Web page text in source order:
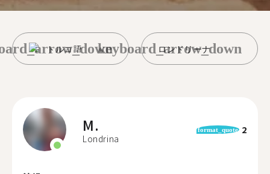
トルコ語 ロンドリーナ
keyboard_arrow_down
M.
Londrina
format_quote 2